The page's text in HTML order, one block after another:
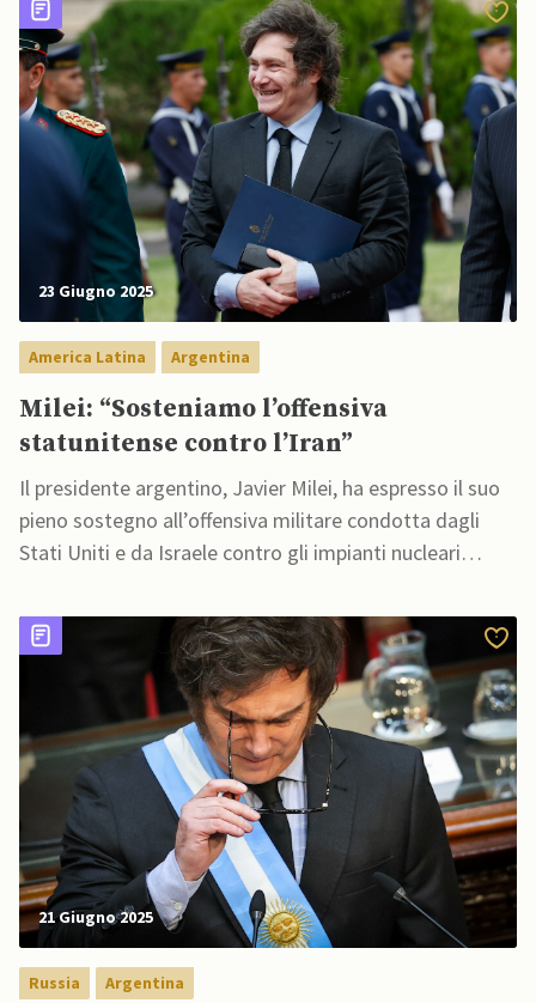
23 Giugno 2025
America Latina Argentina
Milei: “Sosteniamo l’offensiva
statunitense contro l’Iran”
Il presidente argentino, Javier Milei, ha espresso il suo
pieno sostegno all’offensiva militare condotta dagli
Stati Uniti e da Israele contro gli impianti nucleari
terrorismo internazionale” e una misura per “garantire
la sicurezza globale”.
21 Giugno 2025
Russia Argentina